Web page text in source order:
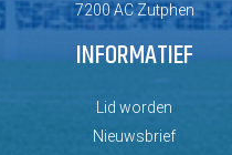
7200 AC Zutphen
INFORMATIEF
Lid worden
Nieuwsbrief